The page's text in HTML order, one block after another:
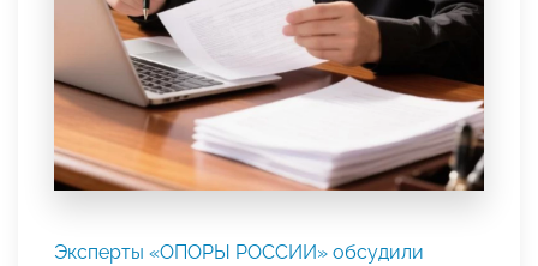
Эксперты «ОПОРЫ РОССИИ» обсудили